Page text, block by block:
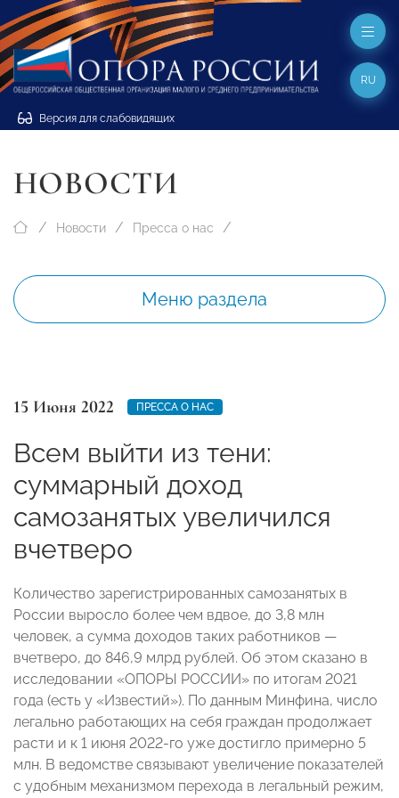
Версия для слабовидящих
RU
НОВОСТИ
Новости Пресса о нас
Меню раздела
15 Июня 2022 ПРЕССА О НАС
Всем выйти из тени:
суммарный доход
самозанятых увеличился
вчетверо
Количество зарегистрированных самозанятых в
России выросло более чем вдвое, до 3,8 млн
человек, а сумма доходов таких работников —
вчетверо, до 846,9 млрд рублей. Об этом сказано в
исследовании «ОПОРЫ РОССИИ» по итогам 2021
года (есть у «Известий»). По данным Минфина, число
легально работающих на себя граждан продолжает
расти и к 1 июня 2022-го уже достигло примерно 5
млн. В ведомстве связывают увеличение показателей
с удобным механизмом перехода в легальный режим,